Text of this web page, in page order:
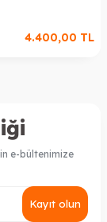
4.400,00 TL
e-bültenimize
Kayıt olun